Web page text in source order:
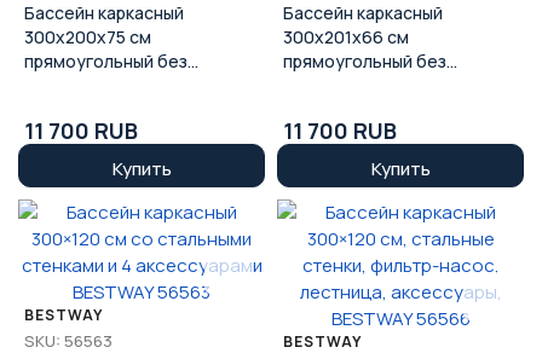
Бассейн каркасный
300x200x75 см
прямоугольный без
11 700 RUB
Купить
Бассейн каркасный
300x201x66 см
прямоугольный без
11 700 RUB
Купить
BESTWAY
SKU: 56563 BESTWAY